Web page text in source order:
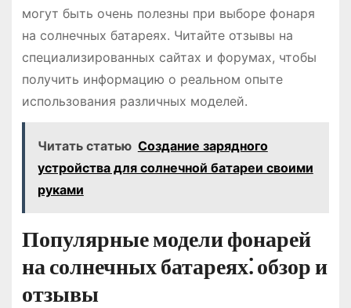
могут быть очень полезны при выборе фонаря
на солнечных батареях. Читайте отзывы на
специализированных сайтах и форумах, чтобы
получить информацию о реальном опыте
использования различных моделей.
Читать статью Создание зарядного
устройства для солнечной батареи своими
руками
Популярные модели фонарей
на солнечных батареях⁚ обзор и
отзывы